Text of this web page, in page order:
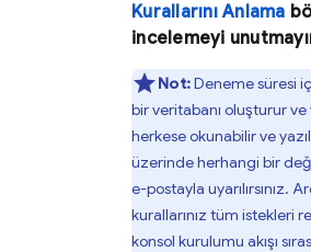
Kurallarını Anlama
incelemeyi
Not:Deneme süresi
bir veritabanı oluşturur ve
herkese okunabilir ve
üzerinde herhangi bir
e-postayla uyarılırsınız.
kurallarınız tüm istekleri
konsol kurulumu akışı